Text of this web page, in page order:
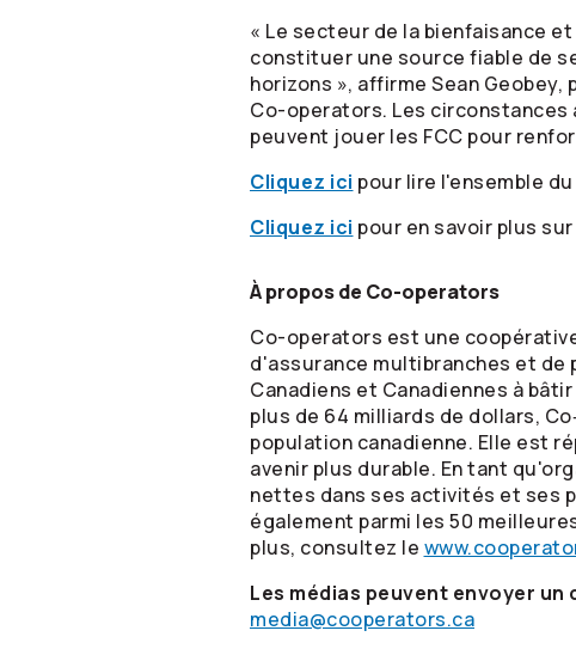
« Le secteur de la bienfaisance
constituer une source fiable de
horizons », affirme Sean
Co-operators. Les
peuvent jouer les FCC pour
Cliquez ici pour lire l'ensemble
Cliquez ici pour en savoir plus
À propos de Co-operators
Co-operators est une
d'assurance multibranches et de
Canadiens et Canadiennes à
plus de 64 milliards de dollars,
population canadienne. Elle est
avenir plus durable. En tant
nettes dans ses activités et ses
également parmi les 50
plus, consultez le
Les médias peuvent envoyer un
media@cooperators.ca